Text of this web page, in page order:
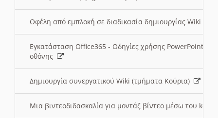
Οφέλη από εμπλοκή σε διαδικασία δημιουργίας Wiki
Εγκατάσταση Office365 - Οδηγίες χρήσης PowerPoint
οθόνης
Δημιουργία συνεργατικού Wiki (τμήματα Κούρια)
Μια βιντεοδιδασκαλία για μοντάζ βίντεο μέσω του